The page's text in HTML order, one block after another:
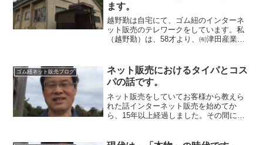
ます。
越野勤は自宅にて、ゴム紐のインターネ
ット販売のテレワークをしています。私
（越野勤）は、58才より、㈲津田産業か
ト販売しています。そして、ゴム紐、平
ゴム、丸ゴム、織ゴム...
ゴム紐ネット販売ブログ
ネット販売におけるタイパとコス
パの話です。
ネット販売をしていてお客様から教えら
れた話インターネット販売を始めてか
ら、15年以上経過しました。その間に、
から教えられることもありました。タイ